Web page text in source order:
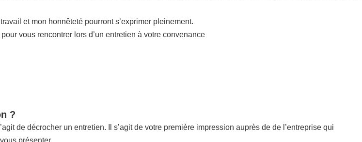
et mon honnêteté pourront s’exprimer pleinement.
vous rencontrer lors d’un entretien à votre convenance
?
de décrocher un entretien. Il s’agit de votre première impression auprès de de l’entreprise qui
présenter.